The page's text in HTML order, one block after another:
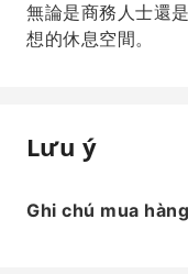
無論是商務人士還
想的休息空間。
Lưu ý
Ghi chú mua hàng